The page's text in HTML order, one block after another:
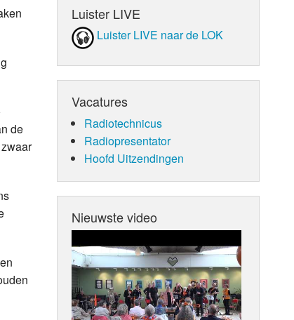
de
Luister LIVE
Luister LIVE naar de LOK
Vacatures
Radiotechnicus
Radiopresentator
Hoofd Uitzendingen
Nieuwste video